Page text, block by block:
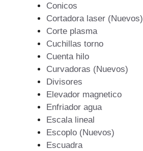
Conicos
Cortadora laser (Nuevos)
Corte plasma
Cuchillas torno
Cuenta hilo
Curvadoras (Nuevos)
Divisores
Elevador magnetico
Enfriador agua
Escala lineal
Escoplo (Nuevos)
Escuadra